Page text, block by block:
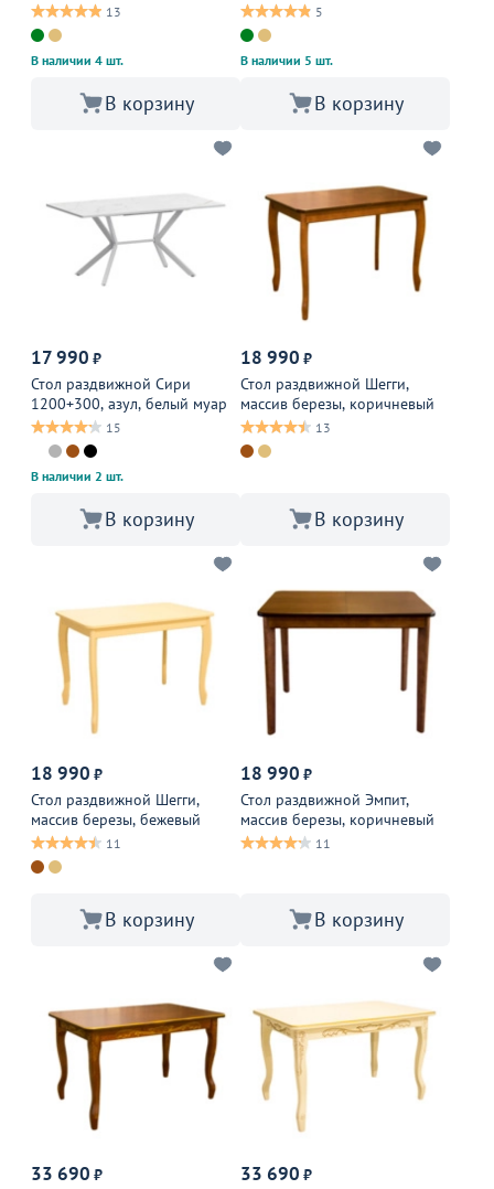
13
В наличии 4 шт.
В корзину
5
В наличии 5 шт.
В корзину
17 990 ₽
Стол раздвижной Сири
1200+300, азул, белый муар
15
В наличии 2 шт.
В корзину
18 990 ₽
Стол раздвижной Шегги,
массив березы, коричневый
13
В корзину
18 990 ₽
Стол раздвижной Шегги,
массив березы, бежевый
11
В корзину
18 990 ₽
Стол раздвижной Эмпит,
массив березы, коричневый
11
В корзину
33 690 ₽
33 690 ₽